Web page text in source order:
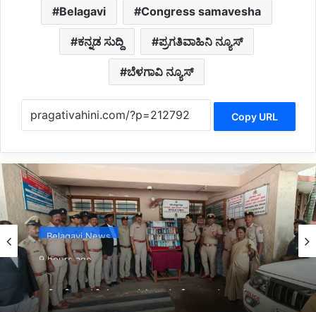
Belagavi Congress samavesha
ಕನ್ನಡ ಸುದ್ದಿ ಪ್ರಗತಿವಾಹಿನಿ ನ್ಯೂಸ್
ಬೆಳಗಾವಿ ನ್ಯೂಸ್
Copy URL
Belagavi News
9 hours ago
*ಮೊಬೈಲ್ ಪತ್ತೆಹಚ್ಚಿ ವಾರಸುದಾರರಿಗೆ ಹಿಂದಿರುಗಿಸಿದ
ಬೆಳಗಾವಿ ಪೊಲೀಸರು*